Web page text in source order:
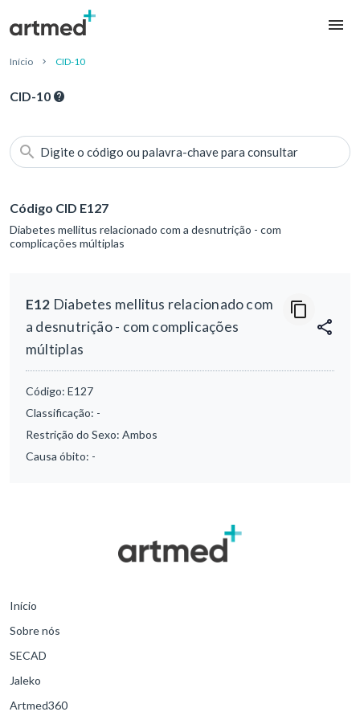
Início CID-10
CID-10
Digite o código ou palavra-chave para consultar
Código CID E127
Diabetes mellitus relacionado com a desnutrição - com
complicações múltiplas
E12 Diabetes mellitus relacionado com
a desnutrição - com complicações
múltiplas
Código: E127
Classificação: -
Restrição do Sexo: Ambos
Causa óbito: -
Início
Sobre nós
SECAD
Jaleko
Artmed360